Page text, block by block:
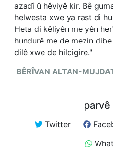
azadî û hêviyê kir. Bê
helwesta xwe ya rast di
Heta di kêliyên me yên
hundurê me de mezin
dilê xwe de hildigire."
BÊRÎVAN ALTAN-
parvê
Twitter